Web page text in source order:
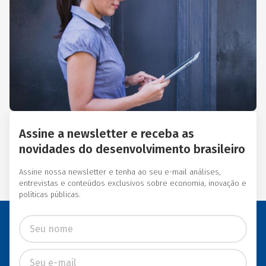
Acción Internacional, Banco
Interamericano de
Desenvolvimento (BID),
Inter-American Foundation
e Women’s World Banking.
Assine a newsletter e receba as
novidades do desenvolvimento brasileiro
Assine nossa newsletter e tenha ao seu e-mail análises,
entrevistas e conteúdos exclusivos sobre economia, inovação e
políticas públicas.